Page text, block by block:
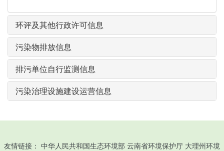
环评及其他行政许可信息
污染物排放信息
排污单位自行监测信息
污染治理设施建设运营信息
友情链接： 中华人民共和国生态环境部 云南省环境保护厅 大理州环境